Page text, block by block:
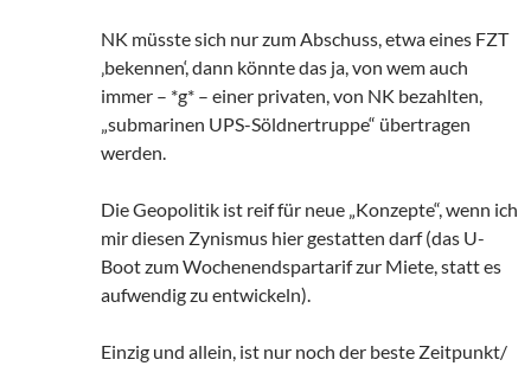
NK müsste sich nur zum Abschuss, etwa eines FZT
‚bekennen‘, dann könnte das ja, von wem auch
immer – *g* – einer privaten, von NK bezahlten,
„submarinen UPS-Söldnertruppe“ übertragen
werden.
Die Geopolitik ist reif für neue „Konzepte“, wenn ich
mir diesen Zynismus hier gestatten darf (das U-
Boot zum Wochenendspartarif zur Miete, statt es
aufwendig zu entwickeln).
Einzig und allein, ist nur noch der beste Zeitpunkt/